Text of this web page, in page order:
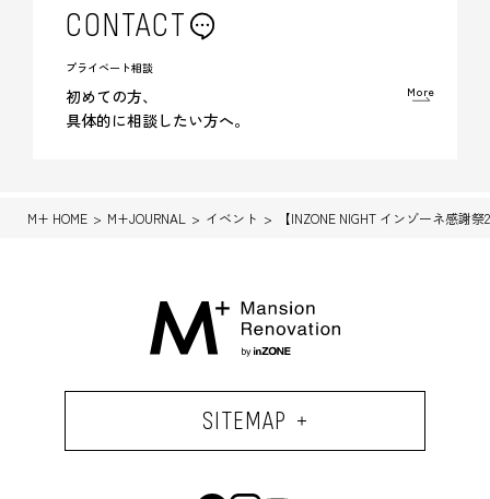
CONTACT
プライベート相談
初めての方、
具体的に相談したい方へ。
More
M+ HOME M+JOURNAL イベント 【INZONE NIGHT インゾーネ感謝祭
SITEMAP